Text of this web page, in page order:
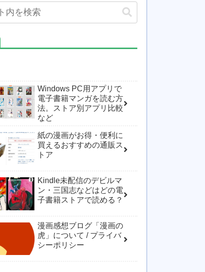
Windows PC用アプリで
電子書籍マンガを読む方
法。ストア別アプリ比較
など
紙の漫画がお得・便利に
買えるおすすめの通販ス
トア
Kindle未配信のデビルマ
ン・三国志などはどの電
子書籍ストアで読める？
漫画感想ブログ「漫画の
虎」について / プライバ
シーポリシー